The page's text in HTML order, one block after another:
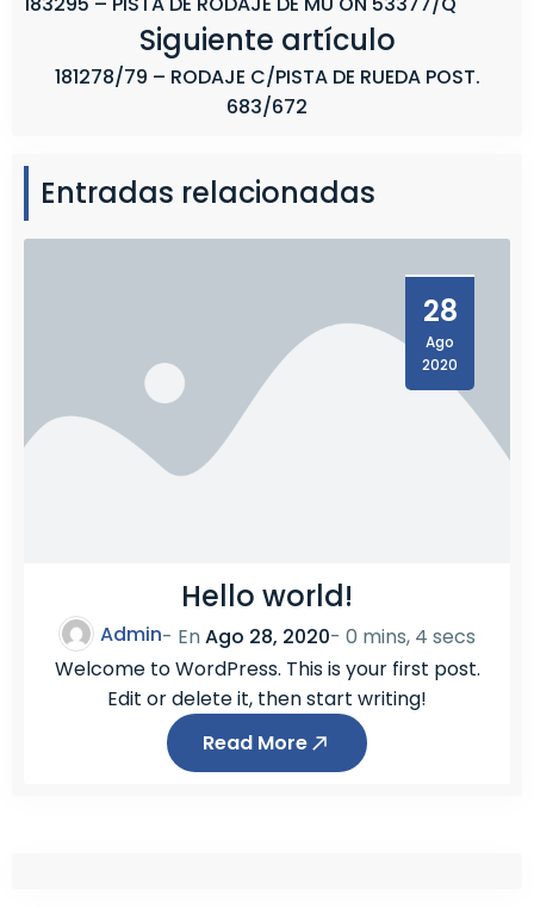
Siguiente artículo
181278/79 – RODAJE C/PISTA DE RUEDA POST.
683/672
Entradas relacionadas
28
Ago
2020
Hello world!
Admin- EnAgo 28, 2020- 0 mins, 4 secs
Welcome to WordPress. This is your first post.
Edit or delete it, then start writing!
Read More